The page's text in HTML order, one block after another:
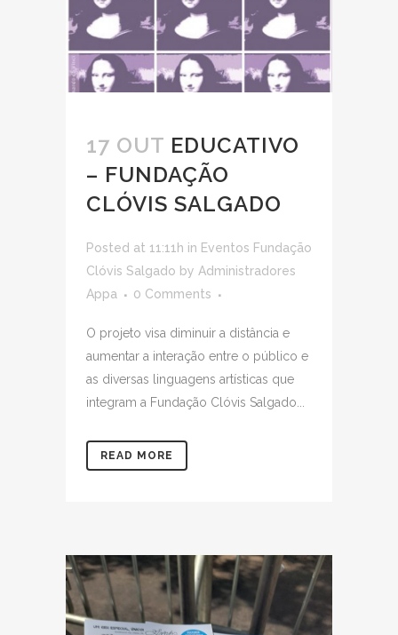
17 OUT EDUCATIVO
– FUNDAÇÃO
CLÓVIS SALGADO
Posted at 11:11h in Eventos Fundação
Clóvis Salgado by Administradores
Appa
0 Comments
O projeto visa diminuir a distância e
aumentar a interação entre o público e
as diversas linguagens artísticas que
integram a Fundação Clóvis Salgado...
READ MORE